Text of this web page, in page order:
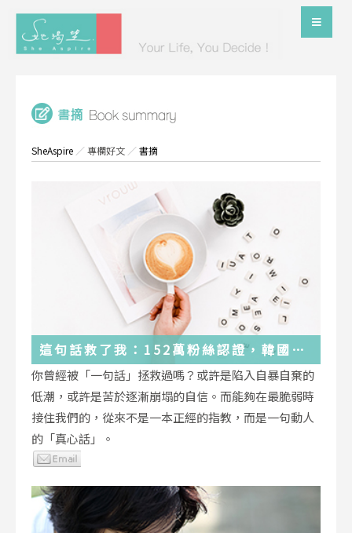
SheAspire ／專欄好文 ／書摘
這句話救了我：152萬粉絲認證，韓國最
受歡迎的YouTuber「國民姐姐」金美敬
為跌落情緒深淵的你雪中送炭！
你曾經被「一句話」拯救過嗎？或許是陷入自暴自棄的
低潮，或許是苦於逐漸崩塌的自信。而能夠在最脆弱時
接住我們的，從來不是一本正經的指教，而是一句動人
的「真心話」。